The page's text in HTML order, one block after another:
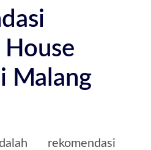
Malang
rekomendasi